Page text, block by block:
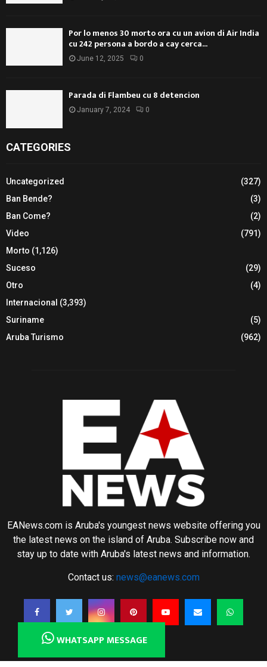
Por lo menos 30 morto ora cu un avion di Air India
cu 242 persona a bordo a cay cerca...
June 12, 2025 0
Parada di Flambeu cu 8 detencion
January 7, 2024 0
CATEGORIES
Uncategorized
(327)
Ban Bende?
(3)
Ban Come?
(2)
Video
(791)
Morto (1,126)
Suceso
(29)
Otro
(4)
Internacional (3,393)
Suriname
(5)
Aruba Turismo
(962)
EANews.com is Aruba's youngest news website offering you
the latest news on the island of Aruba. Subscribe now and
stay up to date with Aruba's latest news and information.
Contact us: news@eanews.com
WHATSAPP MESSAGE